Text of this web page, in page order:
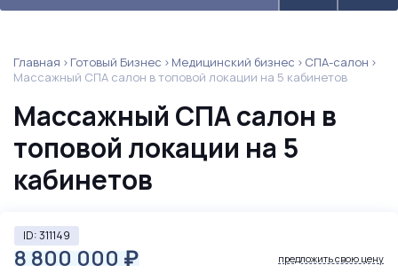
Главная Готовый Бизнес Медицинский бизнес
СПА-салон
Массажный СПА салон в топовой локации на 5 кабинетов
Массажный СПА салон в
топовой локации на 5
кабинетов
ID: 311149
8 800 000 ₽ предложить свою цену